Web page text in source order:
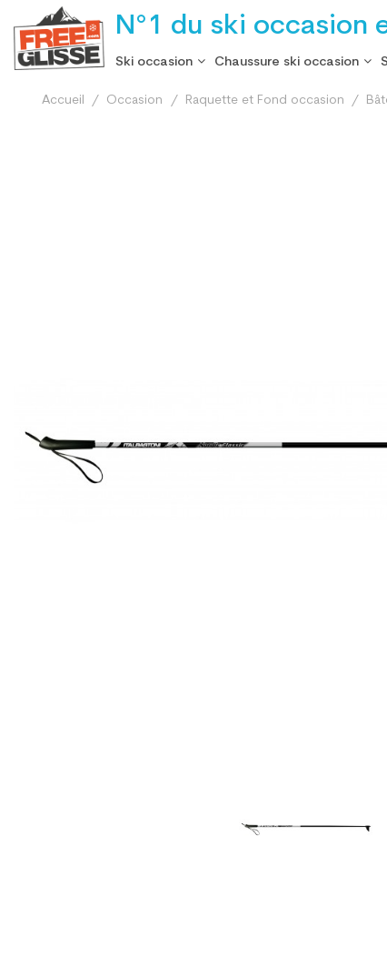
N°1 du ski occasion
Ski occasion Chaussure ski occasion
Accueil Occasion Raquette et Fond occasion